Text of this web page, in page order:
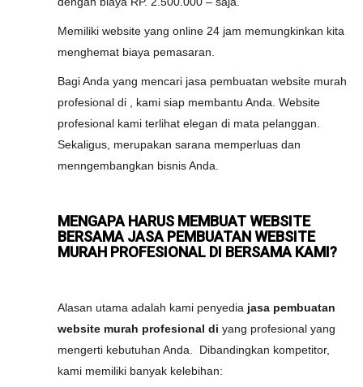
Memiliki website yang online 24 jam memungkinkan kita
menghemat biaya pemasaran.
Bagi Anda yang mencari jasa pembuatan website murah
profesional di , kami siap membantu Anda. Website
profesional kami terlihat elegan di mata pelanggan.
Sekaligus, merupakan sarana memperluas dan
menngembangkan bisnis Anda.
MENGAPA HARUS MEMBUAT WEBSITE
BERSAMA JASA PEMBUATAN WEBSITE
MURAH PROFESIONAL DI BERSAMA KAMI?
Alasan utama adalah kami penyedia jasa pembuatan
website murah profesional di yang profesional yang
mengerti kebutuhan Anda. Dibandingkan kompetitor,
kami memiliki banyak kelebihan: